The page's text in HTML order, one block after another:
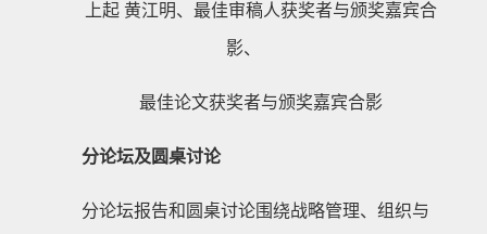
上起 黄江明、最佳审稿人获奖者与颁奖嘉宾合
影、
最佳论文获奖者与颁奖嘉宾合影
分论坛及圆桌讨论
分论坛报告和圆桌讨论围绕战略管理、组织与